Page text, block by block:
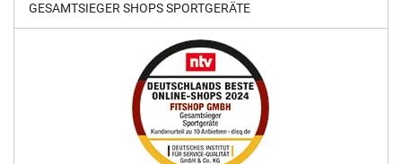
GESAMTSIEGER SHOPS SPORTGERÄTE